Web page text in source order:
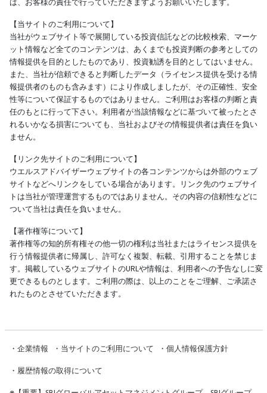
【当サイトのご利用について】
当社がウェブサイト等で展開している投資信託などの比較検索、マーケ
ット情報など全てのコンテンツは、あくまでも投資判断の参考としての
情報提供を目的としたものであり、投資勧誘を目的としてはいません。
また、当社が信頼できると判断したデータ（ライセンス提供を受ける情
報提供者のものも含みます）により作成しましたが、その正確性、安全
性等について保証するものではありません。ご利用はお客様の判断と責
任のもとに行って下さい。利用者が当該情報などに基づいて被ったとさ
れるいかなる損害についても、当社およびその情報提供者は責任を負い
ません。
【リンク先サイトのご利用について】
ウエルスアドバイザーウェブサイトの各コンテンツからは外部のウェブ
サイトなどへリンクをしている場合があります。リンク先のウェブサイ
トは当社が管理運営するものではありません。その内容の信頼性などに
ついて当社は責任を負いません。
【著作権等について】
著作権等の知的所有権その他一切の権利は当社またはライセンス提供を
行う情報提供者に帰属し、許可なく複製、転載、引用することを禁じま
す。掲載しているウェブサイトのURLや情報は、利用者への予告なしに変
更できるものとします。ご利用の際は、以上のことをご理解、ご承諾さ
れたものとさせていただきます。
・ 企業情報 ・ 当サイトのご利用について ・ 個人情報保護方針
・ 履歴情報の取得について